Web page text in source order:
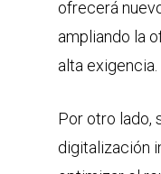
ofrecerá
ampliando la
alta exigencia.
Por otro lado,
digitalización